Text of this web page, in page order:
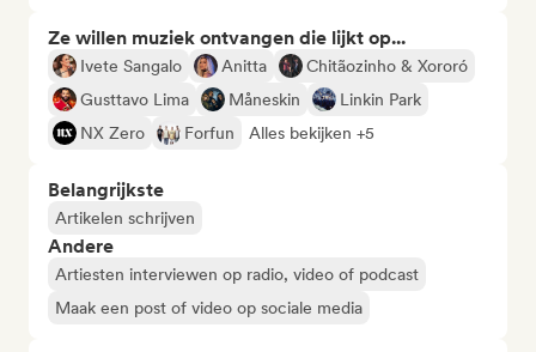
Ze willen muziek ontvangen die lijkt op...
Ivete Sangalo Anitta
Chitãozinho & Xororó
Gusttavo Lima
Måneskin
Linkin Park
NX Zero
Forfun Alles bekijken +5
Belangrijkste
Artikelen schrijven
Andere
Artiesten interviewen op radio, video of podcast
Maak een post of video op sociale media